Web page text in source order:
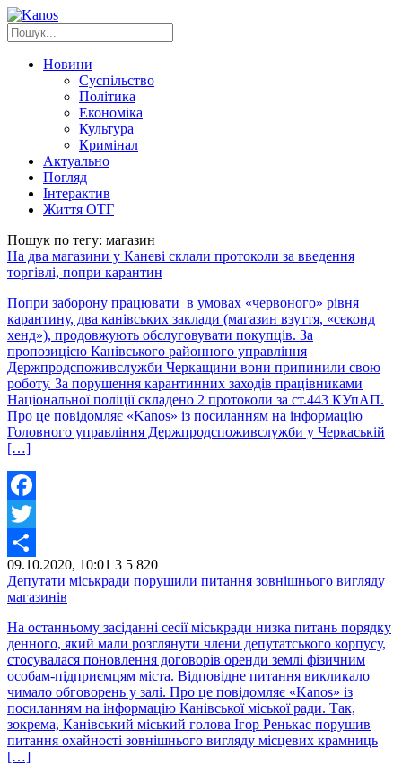
Новини
Суспільство
Політика
Економіка
Культура
Кримінал
Актуально
Погляд
Інтерактив
Життя ОТГ
Пошук по тегу: магазин
На два магазини у Каневі склали протоколи за введення
торгівлі, попри карантин
Попри заборону працювати в умовах «червоного» рівня
карантину, два канівських заклади (магазин взуття, «секонд
хенд»), продовжують обслуговувати покупців. За
пропозицією Канівського районного управління
Держпродспоживслужби Черкащини вони припинили свою
роботу. За порушення карантинних заходів працівниками
Національної поліції складено 2 протоколи за ст.443 КУпАП.
Про це повідомляє «Kanos» із посиланням на інформацію
Головного управління Держпродспоживслужби у Черкаській
[…]
Facebook
Twitter
Share
09.10.2020, 10:01 3 5 820
Депутати міськради порушили питання зовнішнього вигляду
магазинів
На останньому засіданні сесії міськради низка питань порядку
денного, який мали розглянути члени депутатського корпусу,
стосувалася поновлення договорів оренди землі фізичним
особам-підприємцям міста. Відповідне питання викликало
чимало обговорень у залі. Про це повідомляє «Kanos» із
посиланням на інформацію Канівської міської ради. Так,
зокрема, Канівський міський голова Ігор Ренькас порушив
питання охайності зовнішнього вигляду місцевих крамниць
[…]